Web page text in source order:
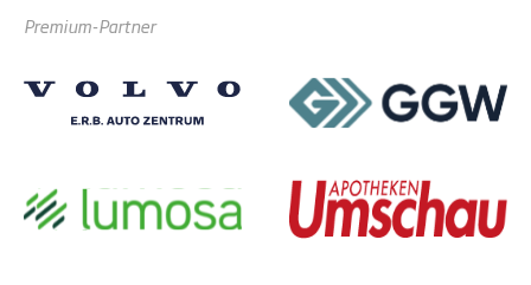
Premium-Partner